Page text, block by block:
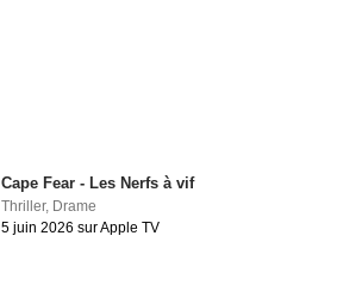
Cape Fear - Les Nerfs à vif
Thriller, Drame
5 juin 2026 sur Apple TV